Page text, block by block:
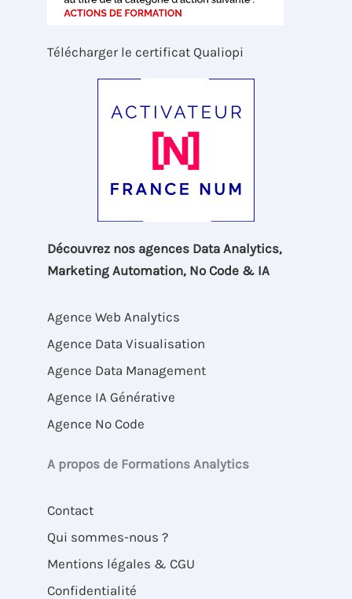
Télécharger le certificat Qualiopi
Découvrez nos agences Data Analytics,
Marketing Automation, No Code & IA
Agence Web Analytics
Agence Data Visualisation
Agence Data Management
Agence IA Générative
Agence No Code
A propos de Formations Analytics
Contact
Qui sommes-nous ?
Mentions légales & CGU
Confidentialité